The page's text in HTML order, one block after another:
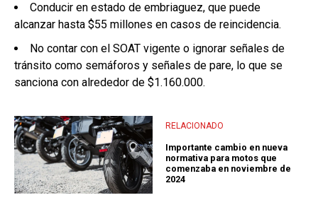
Conducir en estado de embriaguez, que puede
alcanzar hasta $55 millones en casos de reincidencia.
No contar con el SOAT vigente o ignorar señales de
tránsito como semáforos y señales de pare, lo que se
sanciona con alrededor de $1.160.000.
RELACIONADO
Importante cambio en nueva
normativa para motos que
comenzaba en noviembre de
2024